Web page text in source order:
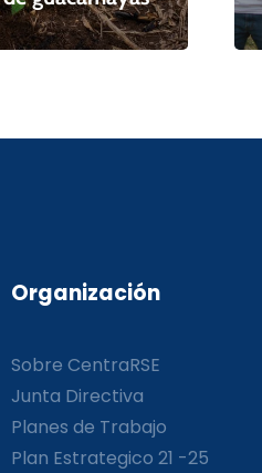
Organización
Sobre CentraRSE
Junta Directiva
Planes de Trabajo
Plan Estrategico 21 -25